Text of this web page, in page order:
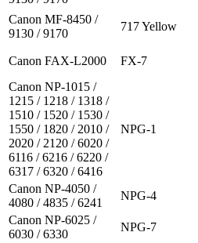
Canon MF-8450 /
9130 / 9170
717 Yellow
Canon FAX-L2000 FX-7
Canon NP-1015 /
1215 / 1218 / 1318 /
1510 / 1520 / 1530 /
1550 / 1820 / 2010 /
2020 / 2120 / 6020 /
6116 / 6216 / 6220 /
6317 / 6320 / 6416
NPG-1
Canon NP-4050 /
4080 / 4835 / 6241
NPG-4
Canon NP-6025 /
6030 / 6330
NPG-7